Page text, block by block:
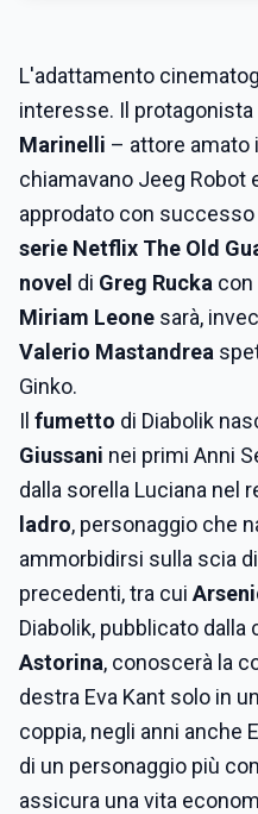
L'adattamento
interesse. Il
Marinelli – attore amato
chiamavano Jeeg Robot
approdato con
serie Netflix The Old
novel di Greg Rucka con
Miriam Leone sarà,
Valerio Mastandrea
Ginko.
Il fumetto di Diabolik
Giussani nei primi Anni
dalla sorella Luciana nel
ladro, personaggio che
ammorbidirsi sulla scia
precedenti, tra cui
Diabolik, pubblicato
Astorina, conoscerà la
destra Eva Kant solo in
coppia, negli anni anche
di un personaggio più
assicura una vita